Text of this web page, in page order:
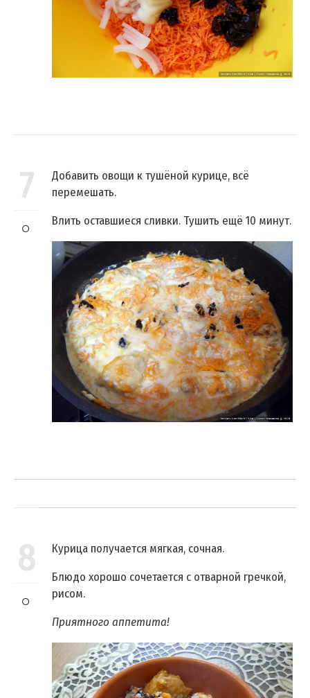
7
Добавить овощи к тушёной курице, всё
перемешать.
Влить оставшиеся сливки. Тушить ещё 10 минут.
8
Курица получается мягкая, сочная.
Блюдо хорошо сочетается с отварной гречкой,
рисом.
Приятного аппетита!